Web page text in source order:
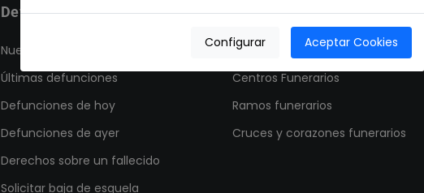
Defunciones.es
Nuestra misión
Últimas defunciones
Defunciones de hoy
Defunciones de ayer
Derechos sobre un fallecido
Solicitar baja de esquela
Enviar Flores
Coronas Funerarias
Centros Funerarios
Ramos funerarios
Cruces y corazones funerarios
Configurar Aceptar Cookies